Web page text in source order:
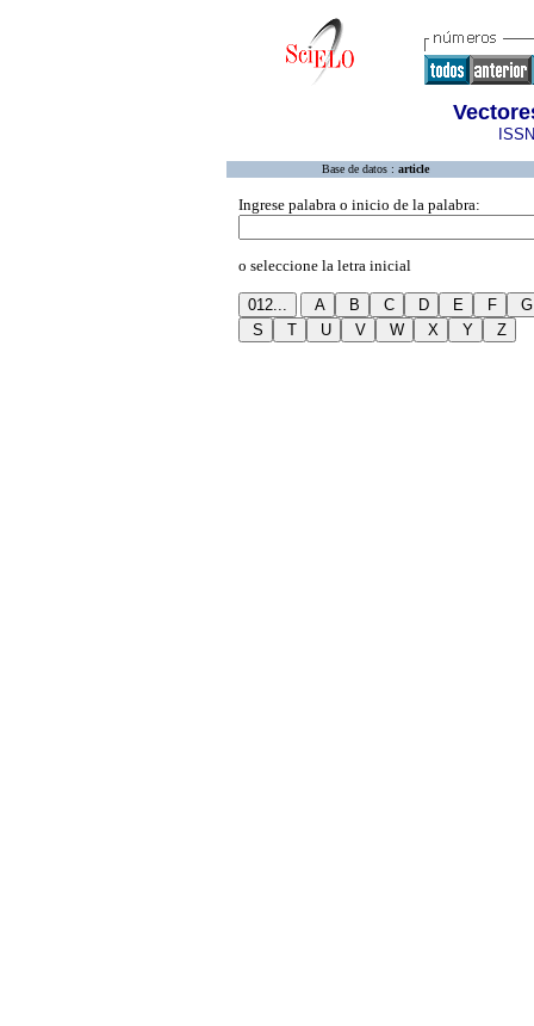
Base de datos : article
Ingrese palabra o inicio de la palabra:
o seleccione la letra inicial